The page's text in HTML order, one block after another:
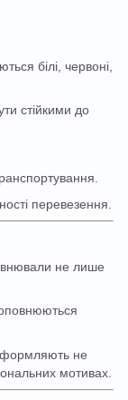
білі, червоні,
стійкими до
перевезення.
не лише
не
мотивах.